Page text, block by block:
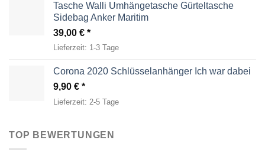
Tasche Walli Umhängetasche Gürteltasche
Sidebag Anker Maritim
39,00 €
Lieferzeit: 1-3 Tage
Corona 2020 Schlüsselanhänger Ich war dabei
9,90 €
Lieferzeit: 2-5 Tage
TOP BEWERTUNGEN